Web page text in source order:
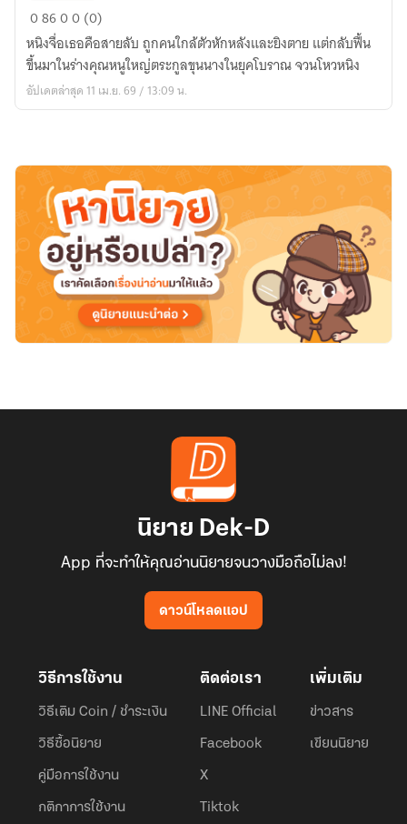
เนรเทศ
แล้ว
ไง
เจ้า
คะ
พา
ท่าน
อ๋อง
ของ
อร่อย
08600 (0)
หนิงจื่อเธอคือสายลับ ถูกคนใกล้ตัวหักหลังและยิงตาย แต่กลับฟื้น
ขึ้นมาในร่างคุณหนูใหญ่ตระกูลขุนนางในยุคโบราณ จวนโหวหนิง
อัปเดตล่าสุด 11 เม.ย. 69 / 13:09 น.
นิยาย Dek-D
App ที่จะทำให้คุณอ่านนิยายจนวางมือถือไม่ลง!
ดาวน์โหลดแอป
วิธีการใช้งาน
วิธีเติม Coin / ชำระเงิน
วิธีซื้อนิยาย
คู่มือการใช้งาน
กติกาการใช้งาน
ติดต่อเรา
LINE Official
Facebook
X
Tiktok
เพิ่มเติม
ข่าวสาร
เขียนนิยาย